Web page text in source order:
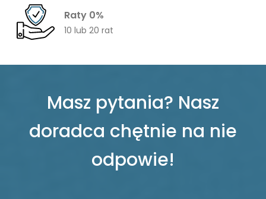
Raty 0%
10 lub 20 rat
Masz pytania? Nasz
doradca chętnie na nie
odpowie!